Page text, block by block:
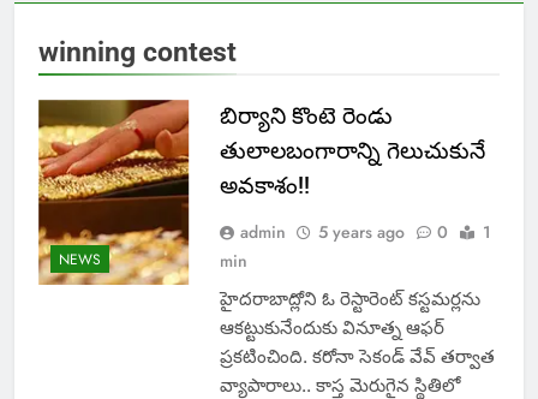
winning contest
NEWS
బిర్యాని కొంటె రెండు
తులాలబంగారాన్ని గెలుచుకునే
అవకాశం!!
admin 5 years ago 0
1
min
హైదరాబాద్లోని ఓ రెస్టారెంట్ కస్టమర్లను
ఆకట్టుకునేందుకు వినూత్న ఆఫర్
ప్రకటించింది. కరోనా సెకండ్ వేవ్ తర్వాత
వ్యాపారాలు.. కాస్త మెరుగైన స్థితిలో